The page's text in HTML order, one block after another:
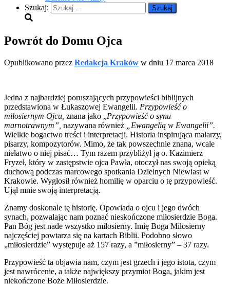
Szukaj:
Powrót do Domu Ojca
Opublikowano przez Redakcja Kraków w dniu 17 marca 2018
Jedna z najbardziej poruszających przypowieści biblijnych
przedstawiona w Łukaszowej Ewangelii. Przypowieść o
miłosiernym Ojcu, znana jako „Przypowieść o synu
marnotrawnym”, nazywana również
„Ewangelią w Ewangelii”.
Wielkie bogactwo treści i interpretacji. Historia inspirująca malarzy,
pisarzy, kompozytorów. Mimo, że tak powszechnie znana, wcale
niełatwo o niej pisać… Tym razem przybliżył ją o. Kazimierz
Fryzeł, który w zastępstwie ojca Pawła, otoczył nas swoją opieką
duchową podczas marcowego spotkania Dzielnych Niewiast w
Krakowie. Wygłosił również homilię w oparciu o tę przypowieść.
Ujął mnie swoją interpretacją.
Znamy doskonale tę historię. Opowiada o ojcu i jego dwóch
synach, pozwalając nam poznać nieskończone miłosierdzie Boga.
Pan Bóg jest nade wszystko miłosierny. Imię Boga Miłosierny
najczęściej powtarza się na kartach Biblii. Podobno słowo
„miłosierdzie” występuje aż 157 razy, a ”miłosierny” – 37 razy.
Przypowieść ta objawia nam, czym jest grzech i jego istota, czym
jest nawrócenie, a także największy przymiot Boga, jakim jest
niekończone Boże Miłosierdzie.